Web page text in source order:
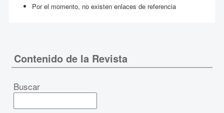
Por el momento, no existen enlaces de referencia
Contenido de la Revista
Buscar